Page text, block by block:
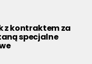
z kontraktem za
specjalne